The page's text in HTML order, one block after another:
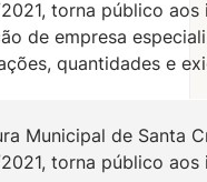
2021, torna público
de empresa
quantidades e
Municipal de Santa
2021, torna público